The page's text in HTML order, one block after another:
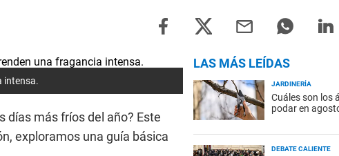
intensa.
días más fríos del año? Este
exploramos una guía básica
LAS MÁS LEÍDAS
JARDINERÍA
Cuáles son los
podar en
DEBATE CALIENTE